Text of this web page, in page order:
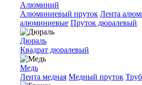
Алюминий
Алюминиевый пруток Лента
алюминиевые Пруток дюралевый
Дюраль
Квадрат дюралевый
Медь
Лента медная Медный пруток